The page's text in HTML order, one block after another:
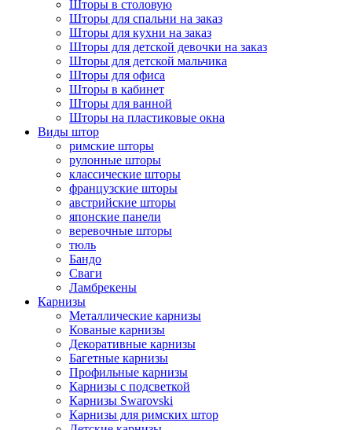
Шторы в столовую
Шторы для спальни на заказ
Шторы для кухни на заказ
Шторы для детской девочки на заказ
Шторы для детской мальчика
Шторы для офиса
Шторы в кабинет
Шторы для ванной
Шторы на пластиковые окна
Виды штор
римские шторы
рулонные шторы
классические шторы
французские шторы
австрийские шторы
японские панели
веревочные шторы
тюль
Бандо
Сваги
Ламбрекены
Карнизы
Металлические карнизы
Кованые карнизы
Декоративные карнизы
Багетные карнизы
Профильные карнизы
Карнизы с подсветкой
Карнизы Swarovski
Карнизы для римских штор